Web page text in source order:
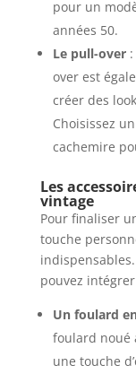
pour un
années 50.
Le pull-over:
over est
créer des
Choisissez
cachemire
Les
vintage
Pour finaliser
touche
pouvez
Un foulard
foulard noué
une touche